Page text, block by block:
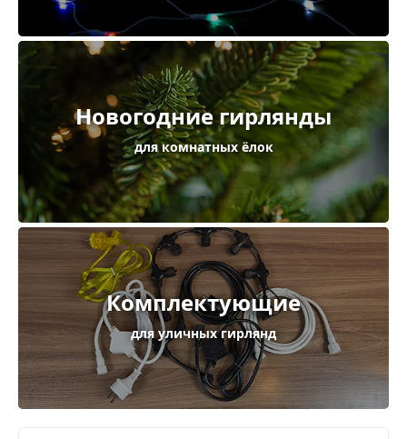
Новогодние гирлянды
для комнатных ёлок
Комплектующие
для уличных гирлянд